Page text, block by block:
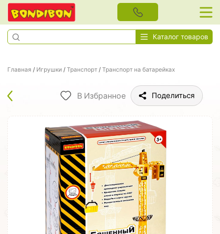
Каталог товаров
Главная / Игрушки / Транспорт / Транспорт на батарейках
В Избранное Поделиться